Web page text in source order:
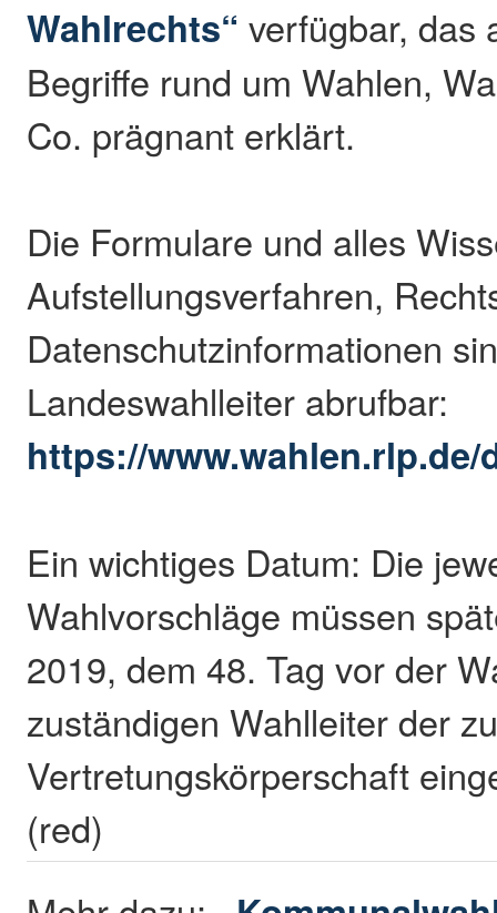
Wahlrechts“ verfügbar, das
Begriffe rund um Wahlen,
Co. prägnant erklärt.
Die Formulare und alles
Aufstellungsverfahren,
Datenschutzinformationen
Landeswahlleiter abrufbar:
https://www.wahlen.rlp.de/
Ein wichtiges Datum: Die
Wahlvorschläge müssen
2019, dem 48. Tag vor der
zuständigen Wahlleiter der
Vertretungskörperschaft
(red)